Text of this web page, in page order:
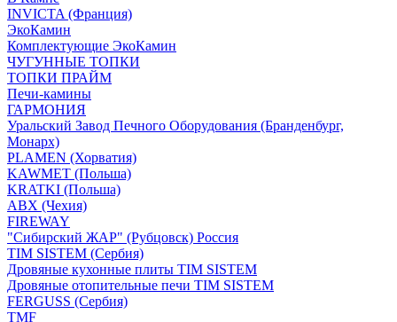
INVICTA (Франция)
ЭкоКамин
Комплектующие ЭкоКамин
ЧУГУННЫЕ ТОПКИ
ТОПКИ ПРАЙМ
Печи-камины
ГАРМОНИЯ
Уральский Завод Печного Оборудования (Бранденбург,
Монарх)
PLAMEN (Хорватия)
KAWMET (Польша)
KRATKI (Польша)
ABX (Чехия)
FIREWAY
"Сибирский ЖАР" (Рубцовск) Россия
TIM SISTEM (Сербия)
Дровяные кухонные плиты TIM SISTEM
Дровяные отопительные печи TIM SISTEM
FERGUSS (Сербия)
TMF